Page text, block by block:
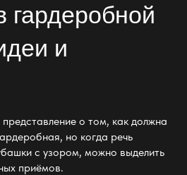
гардеробной
и
о том, как должна
, но когда речь
с узором, можно выделить
приёмов.